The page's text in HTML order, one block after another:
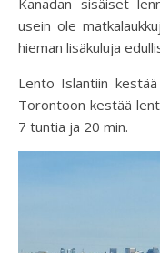
Kanadan sisäiset
usein ole
hieman lisäkuluja
Lento Islantiin
Torontoon kestää
7 tuntia ja 20 min.